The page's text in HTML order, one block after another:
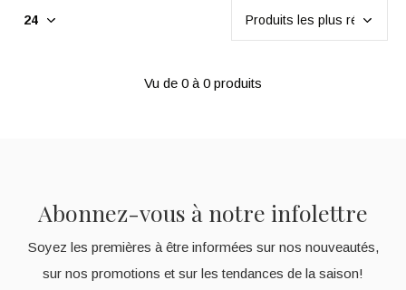
Vu de 0 à 0 produits
Abonnez-vous à notre infolettre
Soyez les premières à être informées sur nos nouveautés,
sur nos promotions et sur les tendances de la saison!